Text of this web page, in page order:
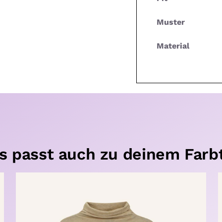
Muster
Material
passt auch zu deinem